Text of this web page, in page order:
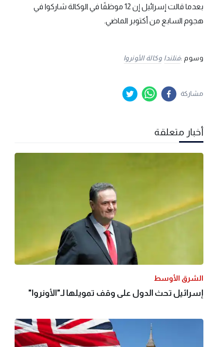
بعدما قالت إسرائيل إن 12 موظفًا في الوكالة شاركوا في
هجوم السابع من أكتوبر الماضي.
وسوم :فنلندا وكالة الأونروا
مشاركة
أخبار متعلقة
الشرق الأوسط
إسرائيل تحث الدول على وقف تمويلها لـ"الأونروا"